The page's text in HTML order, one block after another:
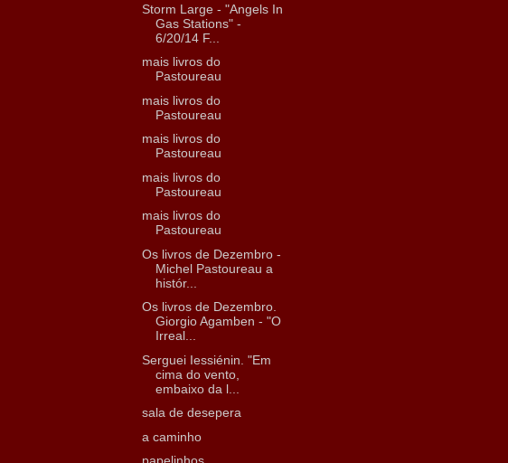
Storm Large - "Angels In
Gas Stations" -
6/20/14 F...
mais livros do
Pastoureau
mais livros do
Pastoureau
mais livros do
Pastoureau
mais livros do
Pastoureau
mais livros do
Pastoureau
Os livros de Dezembro -
Michel Pastoureau a
histór...
Os livros de Dezembro.
Giorgio Agamben - "O
Irreal...
Serguei Iessiénin. "Em
cima do vento,
embaixo da l...
sala de desepera
a caminho